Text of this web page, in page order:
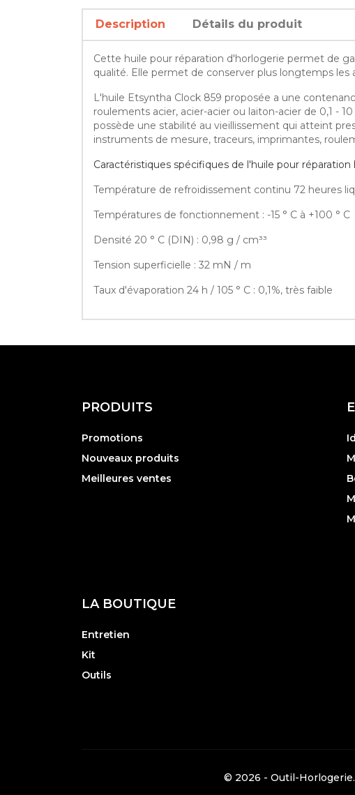
Description Détails du produit
Cette huile pour réparation d'horlogerie permet de
qualité. Elle permet de conserver plus longtemps
L'huile Etsyntha Clock 859 proposée a une
roulements acier, acier-acier ou laiton-acier de 0,1 -
possède une stabilité au vieillissement qui atteint
instruments de mesure, traceurs, imprimantes,
Caractéristiques spécifiques de l'huile pour
Température de refroidissement continu 72 heures
Températures de fonctionnement : -15 ° C à +100 ° C
Densité 20 ° C (DIN) : 0,98 g / cm³³
Tension superficielle : 32 mN / m
Taux d'évaporation 24 h / 105 ° C : 0,1%, très faible
PRODUITS
Promotions
Nouveaux produits
Meilleures ventes
LA BOUTIQUE
Entretien
Kit
Outils
© 2026 - Outil-